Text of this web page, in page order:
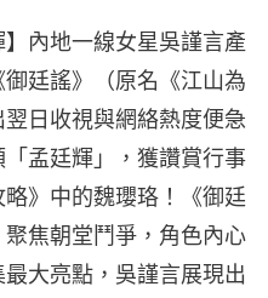
】內地一線女星吳謹言產
廷謠》（原名《江山為
日收視與網絡熱度便急
孟廷輝」，獲讚賞行事
》中的魏瓔珞！《御廷
焦朝堂鬥爭，角色內心
大亮點，吳謹言展現出